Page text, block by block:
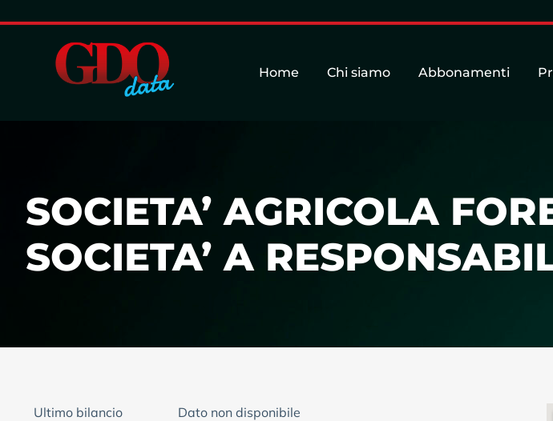
Home Chi siamo Abbonamenti
SOCIETA’ AGRICOLA
SOCIETA’ A
Ultimo bilancio
Dato non disponibile